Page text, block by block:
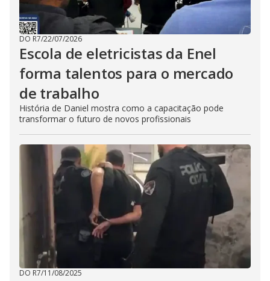
DO R7/22/07/2026
Escola de eletricistas da Enel
forma talentos para o mercado
de trabalho
História de Daniel mostra como a capacitação pode
transformar o futuro de novos profissionais
DO R7/11/08/2025